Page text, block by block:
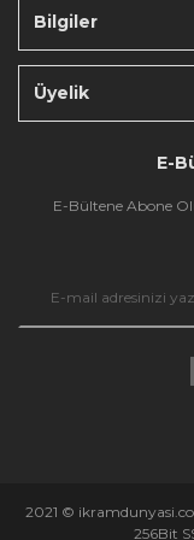
Bilgiler
Üyelik
E-
E-Bültene Abone
2021 ©
256Bit